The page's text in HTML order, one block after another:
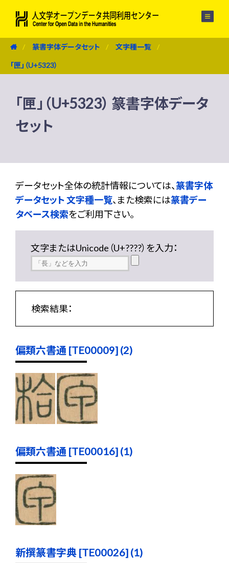
篆書字体データセット 文字種一覧
「匣」（U+5323）
「匣」（U+5323） 篆書字体データ
セット
データセット全体の統計情報については、篆書字体
データセット 文字種一覧、また検索には篆書デー
タベース検索をご利用下さい。
文字またはUnicode（U+????）を入力：
検索結果：
偏類六書通 [TE00009] (2)
偏類六書通 [TE00016] (1)
新撰篆書字典 [TE00026] (1)